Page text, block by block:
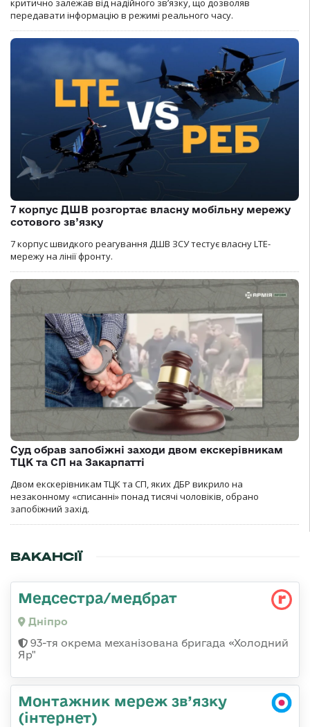
критично залежав від надійного зв’язку, що дозволяв
передавати інформацію в режимі реального часу.
7 корпус ДШВ розгортає власну мобільну мережу
сотового зв’язку
7 корпус швидкого реагування ДШВ ЗСУ тестує власну LTE-
мережу на лінії фронту.
Суд обрав запобіжні заходи двом екскерівникам
ТЦК та СП на Закарпатті
Двом екскерівникам ТЦК та СП, яких ДБР викрило на
незаконному «списанні» понад тисячі чоловіків, обрано
запобіжний захід.
ВАКАНСІЇ
Медсестра/медбрат
Дніпро
93-тя окрема механізована бригада «Холодний
Яр"
Монтажник мереж зв’язку
(інтернет)